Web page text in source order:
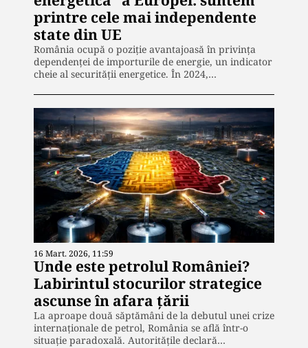
printre cele mai independente
state din UE
România ocupă o poziție avantajoasă în privința
dependenței de importurile de energie, un indicator
cheie al securității energetice. În 2024,…
16 Mart. 2026, 11:59
Unde este petrolul României?
Labirintul stocurilor strategice
ascunse în afara țării
La aproape două săptămâni de la debutul unei crize
internaționale de petrol, România se află într-o
situație paradoxală. Autoritățile declară…